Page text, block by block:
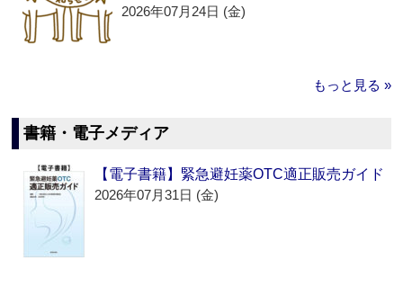
2026年07月24日 (金)
もっと見る »
書籍・電子メディア
【電子書籍】緊急避妊薬OTC適正販売ガイド
2026年07月31日 (金)